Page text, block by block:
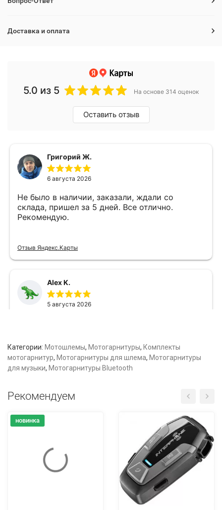
Доставка и оплата
Категории: Мотошлемы, Мотогарнитуры, Комплекты
мотогарнитур, Мотогарнитуры для шлема, Мотогарнитуры
для музыки, Мотогарнитуры Bluetooth
Рекомендуем
новинка